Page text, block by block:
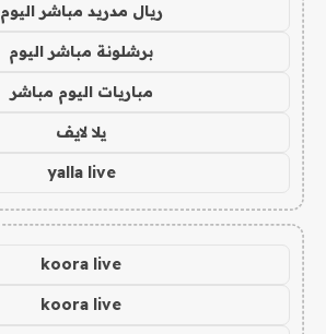
ريال مدريد مباشر اليوم
برشلونة مباشر اليوم
مباريات اليوم مباشر
يلا لايف
yalla live
koora live
koora live